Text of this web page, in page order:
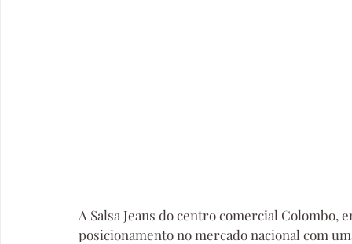
A Salsa Jeans do centro comercial
posicionamento no mercado nacional com